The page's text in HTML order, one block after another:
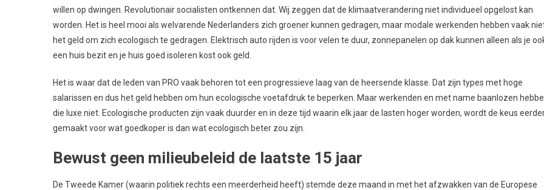
willen op dwingen. Revolutionair socialisten ontkennen dat. Wij zeggen dat de klimaatverandering niet individueel opgelost kan
worden. Het is heel mooi als welvarende Nederlanders zich groener kunnen gedragen, maar modale werkenden hebben vaak
het geld om zich ecologisch te gedragen. Elektrisch auto rijden is voor velen te duur, zonnepanelen op dak kunnen alleen als je
een huis bezit en je huis goed isoleren kost ook geld.
Het is waar dat de leden van PRO vaak behoren tot een progressieve laag van de heersende klasse. Dat zijn types met hoge
salarissen en dus het geld hebben om hun ecologische voetafdruk te beperken. Maar werkenden en met name baanlozen
die luxe niet. Ecologische producten zijn vaak duurder en in deze tijd waarin elk jaar de lasten hoger worden, wordt de keus
gemaakt voor wat goedkoper is dan wat ecologisch beter zou zijn.
Bewust geen milieubeleid de laatste 15 jaar
De Tweede Kamer (waarin politiek rechts een meerderheid heeft) stemde deze maand in met het afzwakken van de Europese